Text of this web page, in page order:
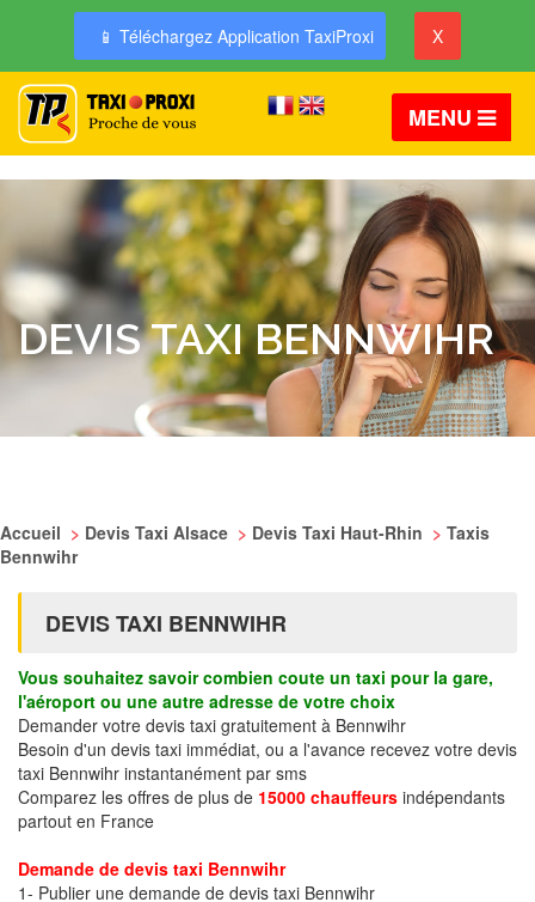
📱 Téléchargez Application TaxiProxi X
MENU
DEVIS TAXI BENNWIHR
Accueil > Devis Taxi Alsace > Devis Taxi Haut-Rhin > Taxis
Bennwihr
DEVIS TAXI BENNWIHR
Vous souhaitez savoir combien coute un taxi pour la gare,
l'aéroport ou une autre adresse de votre choix
Demander votre devis taxi gratuitement à Bennwihr
Besoin d'un devis taxi immédiat, ou a l'avance recevez votre devis
taxi Bennwihr instantanément par sms
Comparez les offres de plus de 15000 chauffeurs indépendants
partout en France
Demande de devis taxi Bennwihr
1- Publier une demande de devis taxi Bennwihr